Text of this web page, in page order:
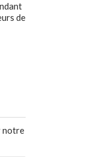
de
notre